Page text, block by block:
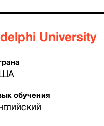
University
обучения